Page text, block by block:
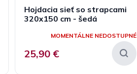
Hojdacia sieť so strapcami
320x150 cm - šedá
MOMENTÁLNE NEDOSTUPNÉ
25,90 €